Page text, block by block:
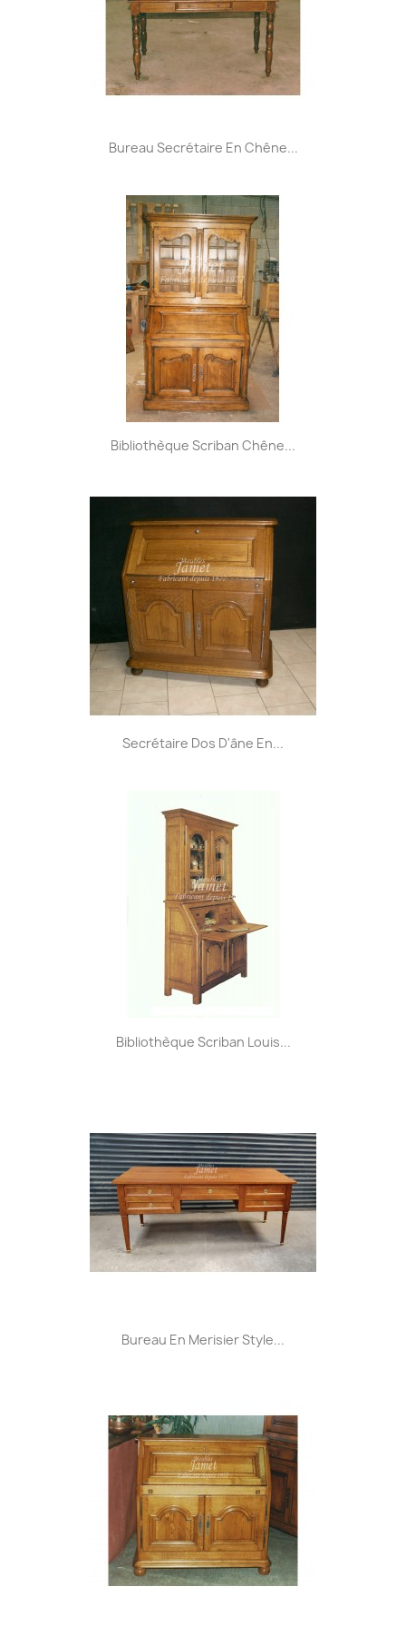
Bureau Secrétaire En Chêne...
Bibliothèque Scriban Chêne...
Secrétaire Dos D'âne En...
Bibliothèque Scriban Louis...
Bureau En Merisier Style...